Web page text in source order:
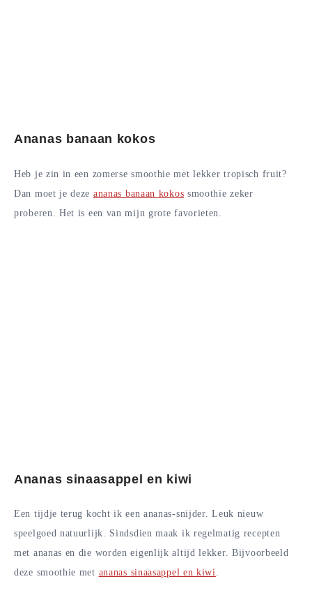
Ananas banaan kokos
Heb je zin in een zomerse smoothie met lekker tropisch fruit?
Dan moet je deze ananas banaan kokos smoothie zeker
proberen. Het is een van mijn grote favorieten.
Ananas sinaasappel en kiwi
Een tijdje terug kocht ik een ananas-snijder. Leuk nieuw
speelgoed natuurlijk. Sindsdien maak ik regelmatig recepten
met ananas en die worden eigenlijk altijd lekker. Bijvoorbeeld
deze smoothie met ananas sinaasappel en kiwi.